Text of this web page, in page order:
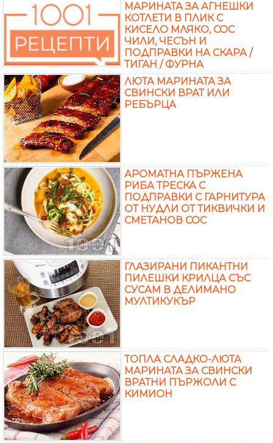
МАРИНАТА ЗА АГНЕШКИ
КОТЛЕТИ В ПЛИК С
КИСЕЛО МЛЯКО, СОС
ЧИЛИ, ЧЕСЪН И
ПОДПРАВКИ НА СКАРА /
ТИГАН / ФУРНА
ЛЮТА МАРИНАТА ЗА
СВИНСКИ ВРАТ ИЛИ
РЕБЪРЦА
АРОМАТНА ПЪРЖЕНА
РИБА ТРЕСКА С
ПОДПРАВКИ С ГАРНИТУРА
ОТ НУДЛИ ОТ ТИКВИЧКИ И
СМЕТАНОВ СОС
ГЛАЗИРАНИ ПИКАНТНИ
ПИЛЕШКИ КРИЛЦА СЪС
СУСАМ В ДЕЛИМАНО
МУЛТИКУКЪР
ТОПЛА СЛАДКО-ЛЮТА
МАРИНАТА ЗА СВИНСКИ
ВРАТНИ ПЪРЖОЛИ С
КИМИОН